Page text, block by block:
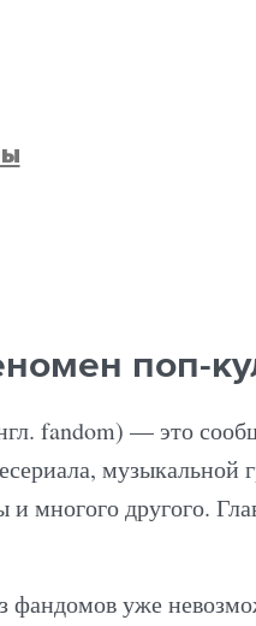
поп-
fandom) — это
музыкальной
многого другого.
фандомов уже